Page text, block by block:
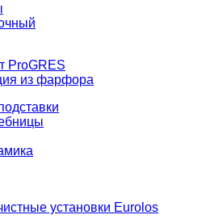
ProGRES
из фарфора
установки Eurolos